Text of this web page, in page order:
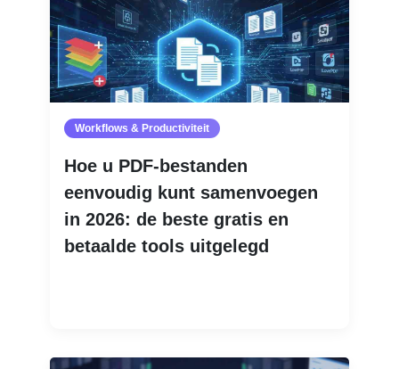
Workflows & Productiviteit
Hoe u PDF-bestanden
eenvoudig kunt samenvoegen
in 2026: de beste gratis en
betaalde tools uitgelegd